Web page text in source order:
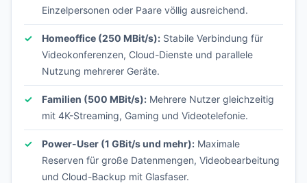
Einzelpersonen oder Paare völlig ausreichend.
Homeoffice (250 MBit/s): Stabile Verbindung für
Videokonferenzen, Cloud-Dienste und parallele
Nutzung mehrerer Geräte.
Familien (500 MBit/s): Mehrere Nutzer gleichzeitig
mit 4K-Streaming, Gaming und Videotelefonie.
Power-User (1 GBit/s und mehr): Maximale
Reserven für große Datenmengen, Videobearbeitung
und Cloud-Backup mit Glasfaser.